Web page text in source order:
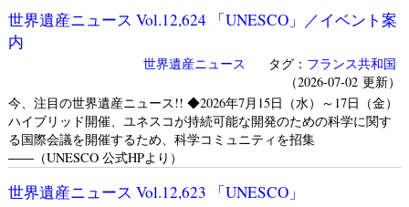
世界遺産ニュース Vol.12,624 「UNESCO」／イベント案
内
世界遺産ニュース タグ： フランス共和国
（2026-07-02 更新）
今、注目の世界遺産ニュース!! ◆2026年7月15日（水）～17日（金）
ハイブリッド開催、ユネスコが持続可能な開発のための科学に関す
る国際会議を開催するため、科学コミュニティを招集
――（UNESCO 公式HPより）
世界遺産ニュース Vol.12,623 「UNESCO」